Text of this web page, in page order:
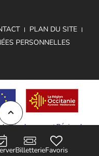
BilletterieFavoris
PLAN DU SITE
PERSONNELLES
Développement Régional